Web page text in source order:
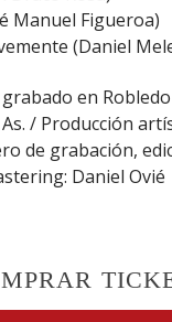
Manuel Figueroa)
(Daniel
en
/ Producción
de grabación,
Daniel Ovié